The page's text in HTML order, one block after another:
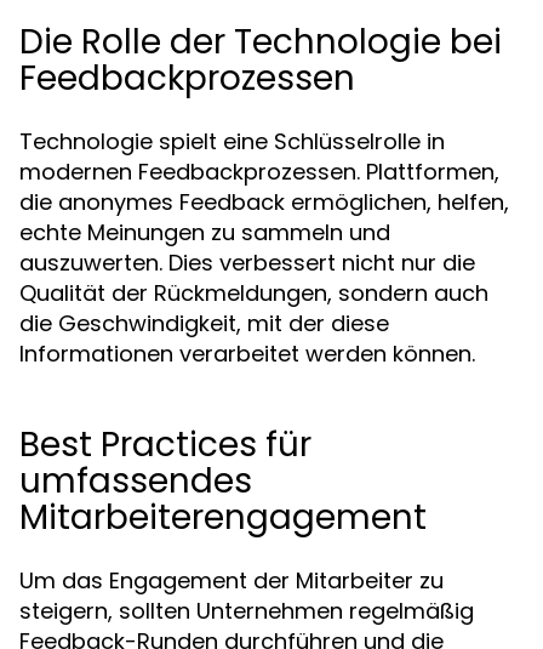
Die Rolle der Technologie bei
Feedbackprozessen
Technologie spielt eine Schlüsselrolle in
modernen Feedbackprozessen. Plattformen,
die anonymes Feedback ermöglichen, helfen,
echte Meinungen zu sammeln und
auszuwerten. Dies verbessert nicht nur die
Qualität der Rückmeldungen, sondern auch
die Geschwindigkeit, mit der diese
Informationen verarbeitet werden können.
Best Practices für
umfassendes
Mitarbeiterengagement
Um das Engagement der Mitarbeiter zu
steigern, sollten Unternehmen regelmäßig
Feedback-Runden durchführen und die